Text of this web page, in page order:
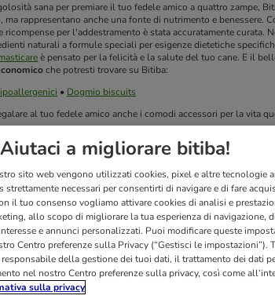
sana per premiare il tuo fedele amico a quattro zampe,
ma rappresentano anche una fonte di nutrimento e
ricompense per l'addestramento è stata accuratamente curata.
naturali a formule speciali per esigenze dietetiche
è pensato per la felicità e la salute del tuo cane. E il
che potresti trovare su Bitiba:
• Dogmio biscuits
al tuo fedele amico anche i comodi accessori per la vita
Aiutaci a migliorare bitiba!
sito web vengono utilizzati cookies, pixel e altre tecnologie
strettamente necessari per consentirti di navigare e di fare
il tuo consenso vogliamo attivare cookies di analisi e
allo scopo di migliorare la tua esperienza di navigazione,
e annunci personalizzati. Puoi modificare queste
Centro preferenze sulla Privacy (“Gestisci le impostazioni”).
della gestione dei tuoi dati, il trattamento dei dati
nel nostro Centro preferenze sulla privacy, così come
sulla privacy